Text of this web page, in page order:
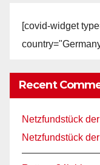
[covid-widget
Recent
Netzfundstück
Netzfundstück